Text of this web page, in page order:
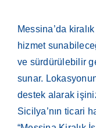
Messina’da
hizmet
ve sürdürülebilir
sunar.
destek alarak
Sicilya’nın ticari